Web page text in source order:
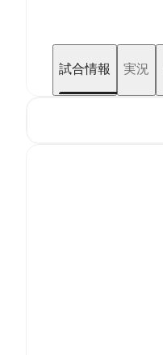
試合情報 実況